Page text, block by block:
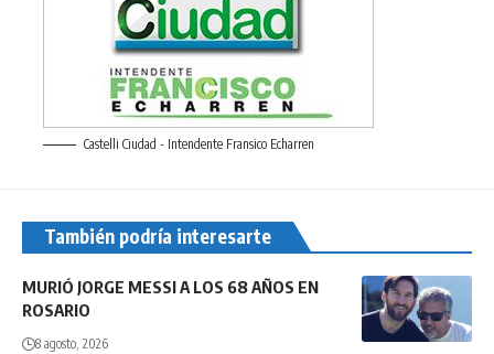
Castelli Ciudad - Intendente Fransico Echarren
También podría interesarte
MURIÓ JORGE MESSI A LOS 68 AÑOS EN
ROSARIO
8 agosto, 2026